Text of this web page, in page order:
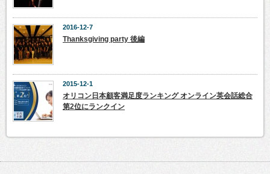
2016-12-7
Thanksgiving party 後編
2015-12-1
オリコン日本顧客満足度ランキング オンライン英会話総合
第2位にランクイン